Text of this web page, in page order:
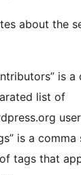
about the
is a
list of
is a
tags that